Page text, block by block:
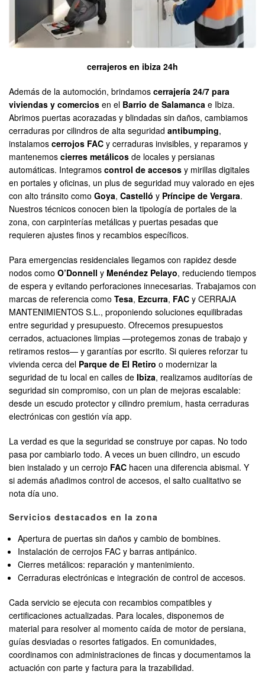
cerrajeros en ibiza 24h
Además de la automoción, brindamos cerrajería 24/7 para
viviendas y comercios en el Barrio de Salamanca e Ibiza.
Abrimos puertas acorazadas y blindadas sin daños, cambiamos
cerraduras por cilindros de alta seguridad antibumping,
instalamos cerrojos FAC y cerraduras invisibles, y reparamos y
mantenemos cierres metálicos de locales y persianas
automáticas. Integramos control de accesos y mirillas digitales
en portales y oficinas, un plus de seguridad muy valorado en ejes
con alto tránsito como Goya, Castelló y Príncipe de Vergara.
Nuestros técnicos conocen bien la tipología de portales de la
zona, con carpinterías metálicas y puertas pesadas que
requieren ajustes finos y recambios específicos.
Para emergencias residenciales llegamos con rapidez desde
nodos como O’Donnell y Menéndez Pelayo, reduciendo tiempos
de espera y evitando perforaciones innecesarias. Trabajamos con
marcas de referencia como Tesa, Ezcurra, FAC y CERRAJA
MANTENIMIENTOS S.L., proponiendo soluciones equilibradas
entre seguridad y presupuesto. Ofrecemos presupuestos
cerrados, actuaciones limpias —protegemos zonas de trabajo y
retiramos restos— y garantías por escrito. Si quieres reforzar tu
vivienda cerca del Parque de El Retiro o modernizar la
seguridad de tu local en calles de Ibiza, realizamos auditorías de
seguridad sin compromiso, con un plan de mejoras escalable:
desde un escudo protector y cilindro premium, hasta cerraduras
electrónicas con gestión vía app.
La verdad es que la seguridad se construye por capas. No todo
pasa por cambiarlo todo. A veces un buen cilindro, un escudo
bien instalado y un cerrojo FAC hacen una diferencia abismal. Y
si además añadimos control de accesos, el salto cualitativo se
nota día uno.
Servicios destacados en la zona
Apertura de puertas sin daños y cambio de bombines.
Instalación de cerrojos FAC y barras antipánico.
Cierres metálicos: reparación y mantenimiento.
Cerraduras electrónicas e integración de control de accesos.
Cada servicio se ejecuta con recambios compatibles y
certificaciones actualizadas. Para locales, disponemos de
material para resolver al momento caída de motor de persiana,
guías desviadas o resortes fatigados. En comunidades,
coordinamos con administraciones de fincas y documentamos la
actuación con parte y factura para la trazabilidad.